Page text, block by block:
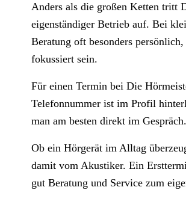
Anders als die großen Ketten tritt
eigenständiger Betrieb auf. Bei
Beratung oft besonders
fokussiert sein.
Für einen Termin bei Die
Telefonnummer ist im Profil
man am besten direkt im Gespräch.
Ob ein Hörgerät im Alltag
damit vom Akustiker. Ein
gut Beratung und Service zum